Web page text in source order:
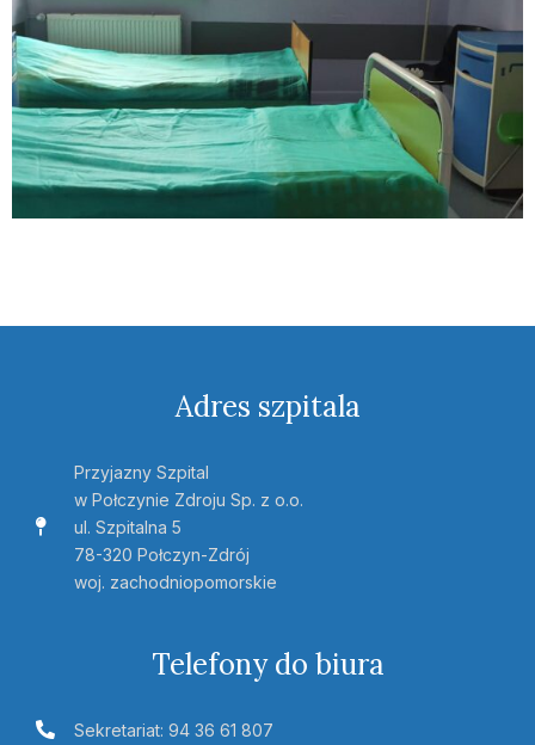
Adres szpitala
Przyjazny Szpital
w Połczynie Zdroju Sp. z o.o.
ul. Szpitalna 5
78-320 Połczyn-Zdrój
woj. zachodniopomorskie
Telefony do biura
Sekretariat: 94 36 61 807